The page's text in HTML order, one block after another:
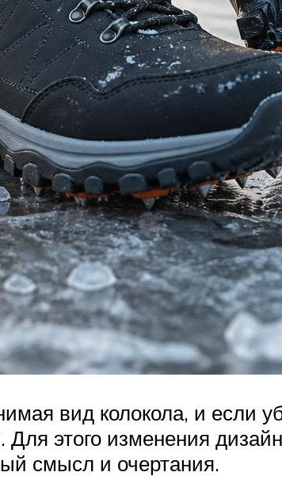
вид колокола, и если
этого изменения
смысл и очертания.